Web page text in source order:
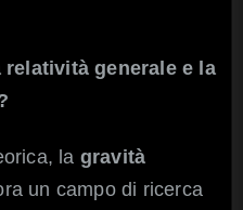
generale e la
la gravità
un campo di ricerca